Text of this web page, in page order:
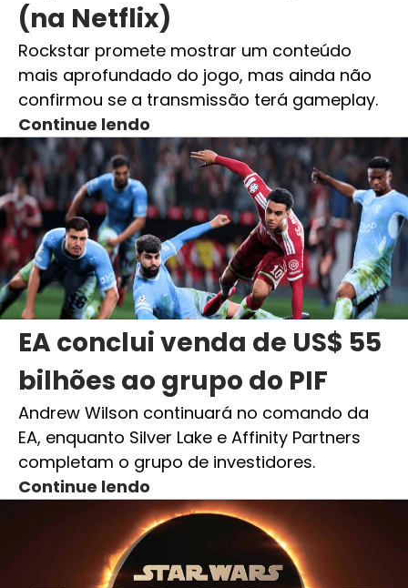
(na Netflix)
Rockstar promete mostrar um conteúdo
mais aprofundado do jogo, mas ainda não
confirmou se a transmissão terá gameplay.
Continue lendo
EA conclui venda de US$ 55
bilhões ao grupo do PIF
Andrew Wilson continuará no comando da
EA, enquanto Silver Lake e Affinity Partners
completam o grupo de investidores.
Continue lendo